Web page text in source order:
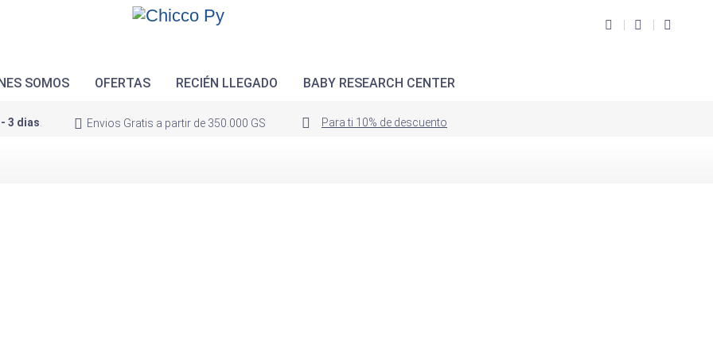
SOMOS OFERTAS RECIÉN LLEGADO BABY RESEARCH CENTER
3 dias Envios Gratis a partir de 350.000 GS Para ti 10% de descuento